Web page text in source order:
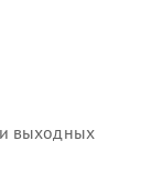
выходных